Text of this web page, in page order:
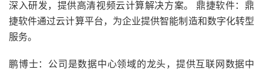
深入研发，提供高清视频云计算解决方案。 鼎捷软件：鼎
捷软件通过云计算平台，为企业提供智能制造和数字化转型
服务。
鹏博士：公司是数据中心领域的龙头，提供互联网数据中